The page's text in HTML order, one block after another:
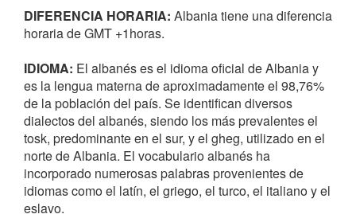
DIFERENCIA HORARIA: Albania tiene una diferencia
horaria de GMT +1horas.
IDIOMA: El albanés es el idioma oficial de Albania y
es la lengua materna de aproximadamente el 98,76%
de la población del país. Se identifican diversos
dialectos del albanés, siendo los más prevalentes el
tosk, predominante en el sur, y el gheg, utilizado en el
norte de Albania. El vocabulario albanés ha
incorporado numerosas palabras provenientes de
idiomas como el latín, el griego, el turco, el italiano y el
eslavo.